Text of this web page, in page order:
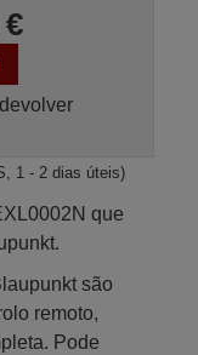
1 - 2 dias úteis)
que
são
remoto,
Pode